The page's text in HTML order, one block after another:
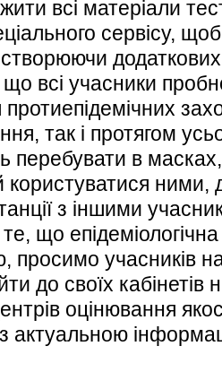
всі матеріали
сервісу,
додаткових
всі учасники
так і протягом
перебувати в
користуватися ними,
з іншими
що епідеміологічна
просимо учасників
до своїх кабінетів
оцінювання
актуальною